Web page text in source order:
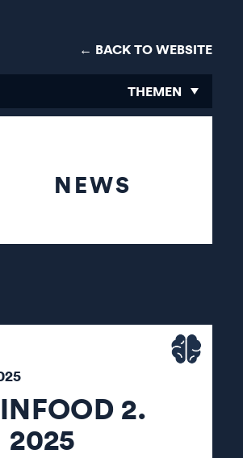
← BACK TO WEBSITE
THEMEN
NEWS
2.